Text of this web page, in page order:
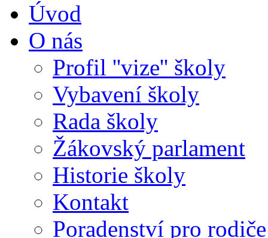
Úvod
O nás
Profil ''vize'' školy
Vybavení školy
Rada školy
Žákovský parlament
Historie školy
Kontakt
Poradenství pro